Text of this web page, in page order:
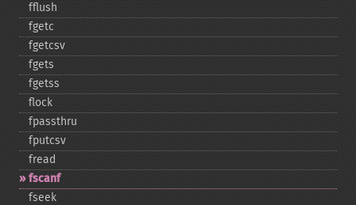
fflush
fgetc
fgetcsv
fgets
fgetss
flock
fpassthru
fputcsv
fread
fscanf
fseek